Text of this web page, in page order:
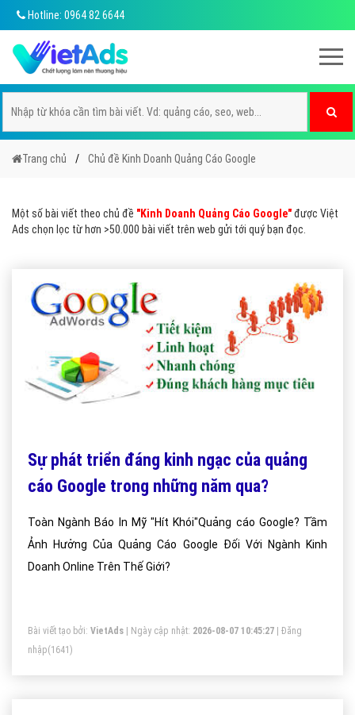
Hotline: 0964 82 6644
Trang chủ Chủ đề Kinh Doanh Quảng Cáo Google
Một số bài viết theo chủ đề "Kinh Doanh Quảng Cáo Google"được Việt
Ads chọn lọc từ hơn >50.000 bài viết trên web gửi tới quý bạn đọc.
Sự phát triển đáng kinh ngạc của quảng
cáo Google trong những năm qua?
Toàn Ngành Báo In Mỹ "Hít Khói"Quảng cáo Google? Tầm
Ảnh Hưởng Của Quảng Cáo Google Đối Với Ngành Kinh
Doanh Online Trên Thế Giới?
Bài viết tạo bởi: VietAds | Ngày cập nhật: 2026-08-07 10:45:27
Đăng
nhập(1641)